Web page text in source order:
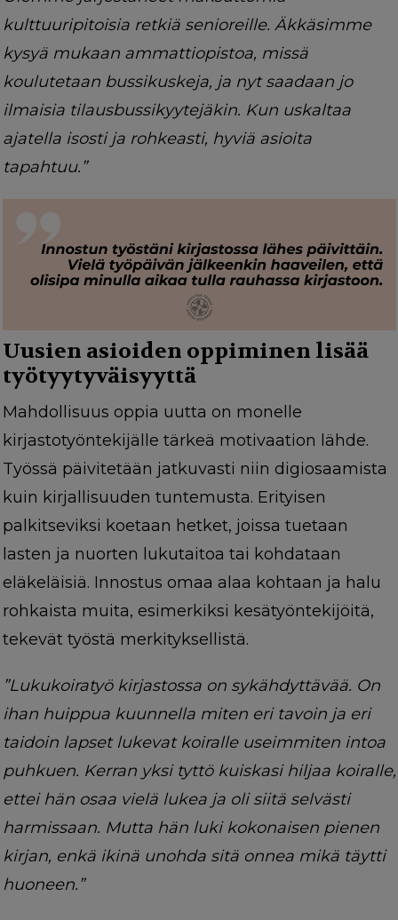
kulttuuripitoisia retkiä senioreille. Äkkäsimme
kysyä mukaan ammattiopistoa, missä
koulutetaan bussikuskeja, ja nyt saadaan jo
ilmaisia tilausbussikyytejäkin. Kun uskaltaa
ajatella isosti ja rohkeasti, hyviä asioita
tapahtuu.”
Uusien asioiden oppiminen lisää
työtyytyväisyyttä
Mahdollisuus oppia uutta on monelle
kirjastotyöntekijälle tärkeä motivaation lähde.
Työssä päivitetään jatkuvasti niin digiosaamista
kuin kirjallisuuden tuntemusta. Erityisen
palkitseviksi koetaan hetket, joissa tuetaan
lasten ja nuorten lukutaitoa tai kohdataan
eläkeläisiä. Innostus omaa alaa kohtaan ja halu
rohkaista muita, esimerkiksi kesätyöntekijöitä,
tekevät työstä merkityksellistä.
”Lukukoiratyö kirjastossa on sykähdyttävää. On
ihan huippua kuunnella miten eri tavoin ja eri
taidoin lapset lukevat koiralle useimmiten intoa
puhkuen. Kerran yksi tyttö kuiskasi hiljaa koiralle,
ettei hän osaa vielä lukea ja oli siitä selvästi
harmissaan. Mutta hän luki kokonaisen pienen
kirjan, enkä ikinä unohda sitä onnea mikä täytti
huoneen.”